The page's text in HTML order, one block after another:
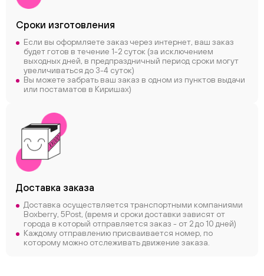
Сроки изготовления
Если вы оформляете заказ через интернет, ваш заказ
будет готов в течение 1-2 суток (за исключением
выходных дней, в предпраздничный период сроки могут
увеличиваться до 3-4 суток)
Вы можете забрать ваш заказ в одном из пунктов выдачи
или постаматов в Киришах)
Доставка заказа
Доставка осуществляется транспортными компаниями
Boxberry, 5Post, (время и сроки доставки зависят от
города в который отправляется заказ - от 2 до 10 дней)
Каждому отправлению присваивается номер, по
которому можно отслеживать движение заказа.